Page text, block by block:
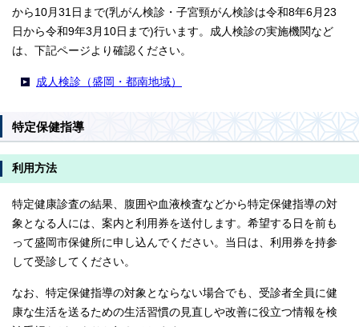
から10月31日まで(乳がん検診・子宮頸がん検診は令和8年6月23
日から令和9年3月10日まで)行います。成人検診の実施機関など
は、下記ページより確認ください。
成人検診（盛岡・都南地域）
特定保健指導
利用方法
特定健康診査の結果、腹囲や血液検査などから特定保健指導の対
象となる人には、案内と利用券を送付します。希望する日を前も
って盛岡市保健所に申し込んでください。当日は、利用券を持参
して受診してください。
なお、特定保健指導の対象とならない場合でも、受診者全員に健
康な生活を送るための生活習慣の見直しや改善に役立つ情報を検